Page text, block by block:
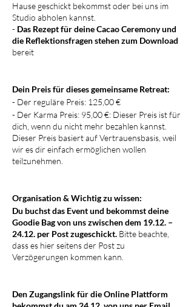
Hause geschickt bekommst oder bei uns im
Studio abholen kannst.
- Das Rezept für deine Cacao Ceremony und
die Reflektionsfragen stehen zum Download
bereit
Dein Preis für dieses gemeinsame Retreat:
- Der reguläre Preis: 125,00 €
- Der Karma Preis: 95,00 €: Dieser Preis ist für
dich, wenn du nicht mehr bezahlen kannst.
Dieser Preis basiert auf Vertrauensbasis, weil
wir es dir einfach ermöglichen wollen
teilzunehmen.
Organisation & Wichtig zu wissen:
Du buchst das Event und bekommst deine
Goodie Bag von uns zwischen dem 19.12. –
24.12. per Post zugeschickt. Bitte beachte,
dass es hier seitens der Post zu
Verzögerungen kommen kann.
Den Zugangslink für die Online Plattform